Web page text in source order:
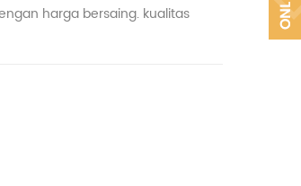
harga bersaing. kualitas